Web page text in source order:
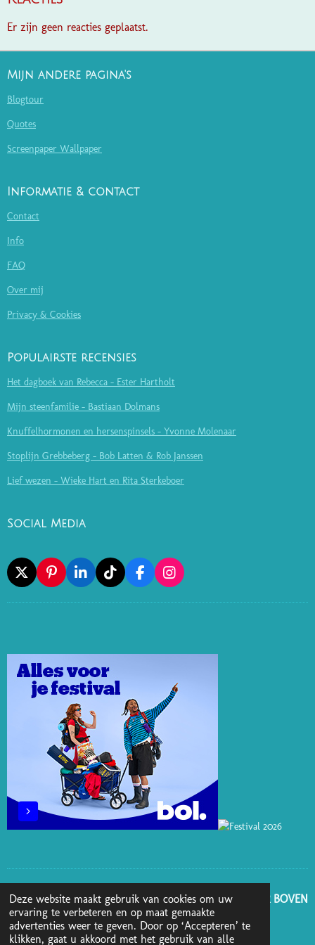
Deze website maakt gebruik van cookies om uw
ervaring te verbeteren en op maat gemaakte
advertenties weer te geven. Door op ‘Accepteren’ te
klikken, gaat u akkoord met het gebruik van alle
Er zijn geen reacties geplaatst.
Mijn andere pagina's
Blogtour
Quotes
Screenpaper Wallpaper
Informatie & contact
Contact
Info
FAQ
Over mij
Privacy & Cookies
Populairste recensies
Het dagboek van Rebecca - Ester Hartholt
Mijn steenfamilie - Bastiaan Dolmans
Knuffelhormonen en hersenspinsels - Yvonne Molenaar
Stoplijn Grebbeberg - Bob Latten & Rob Janssen
Lief wezen - Wieke Hart en Rita Sterkeboer
Social Media
X
P
I
N
E
S
T
L
I
N
I
N
T
I
K
F
A
C
O
I
N
S
R
M
GA NAAR BOVEN
© 2025 - 2026 Boekenblog van Ann